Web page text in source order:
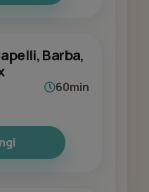
Barba,
60min